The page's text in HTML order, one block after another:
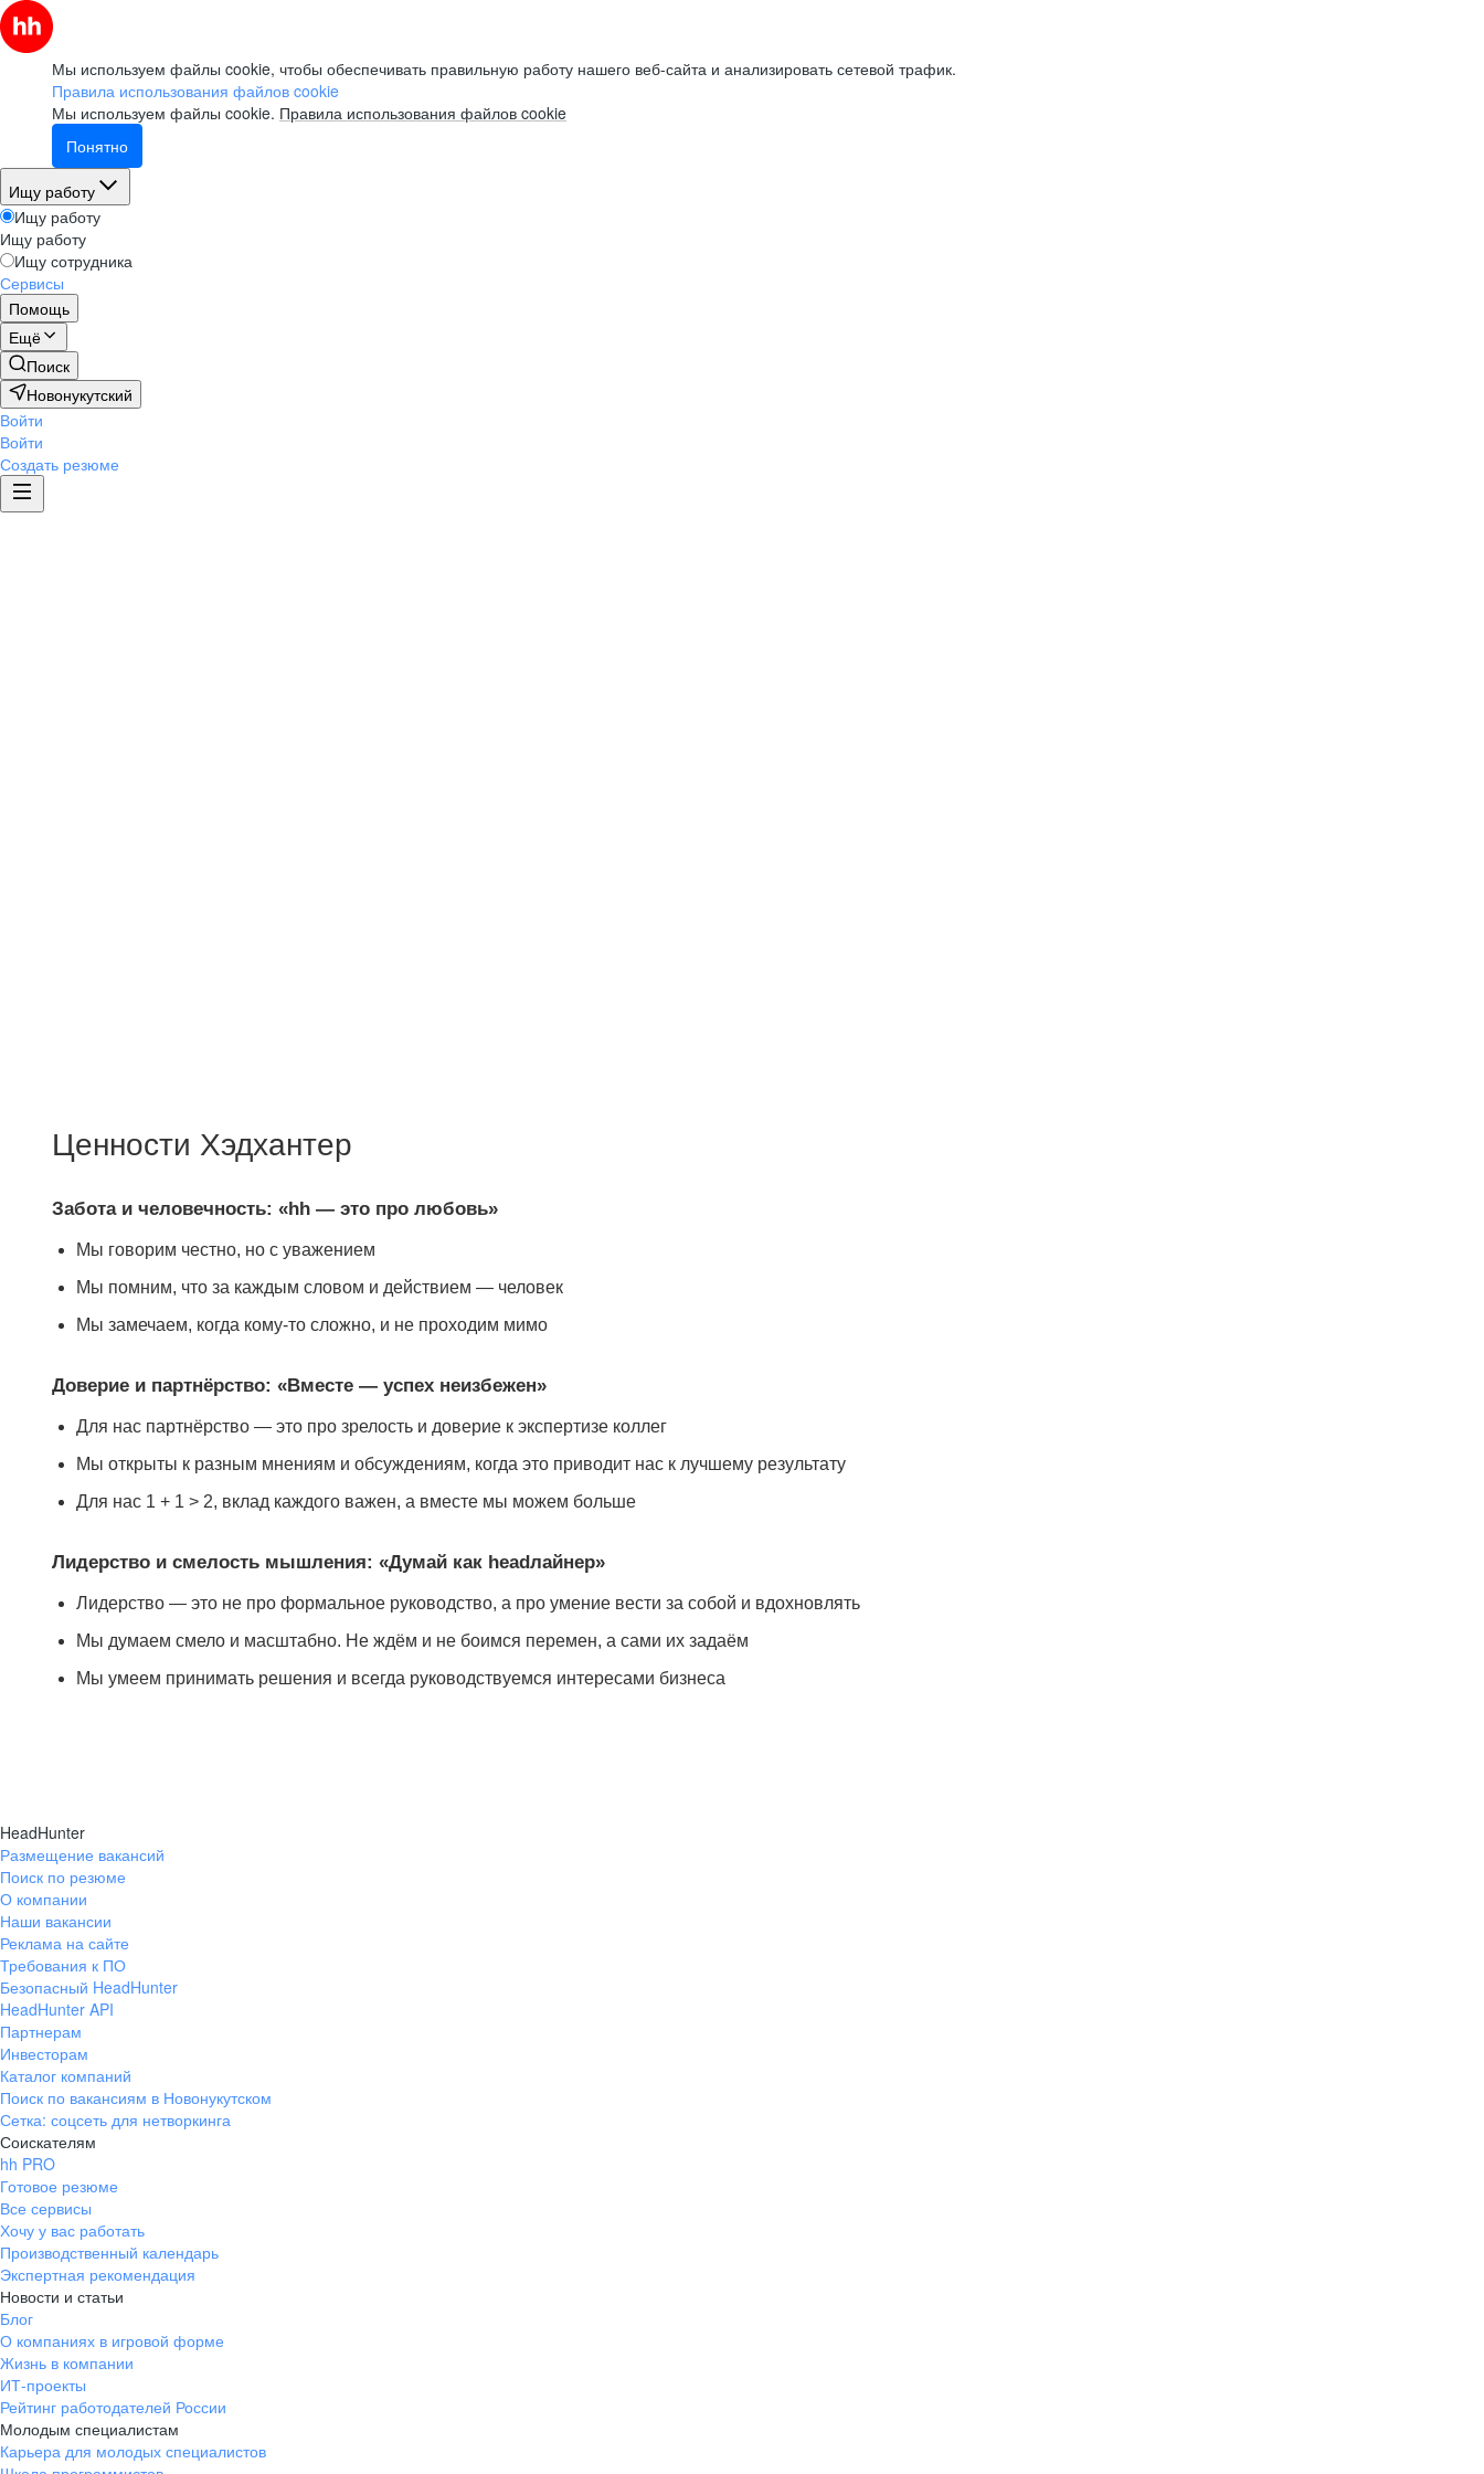
Мы используем файлы cookie, чтобы обеспечивать правильную работу нашего веб-сайта и анализировать сетевой трафик.
Правила использования файлов cookie
Мы используем файлы cookie. Правила использования файлов cookie
Понятно
Ищу работу
Ищу работу
Ищу работу
Ищу сотрудника
Сервисы
Помощь
Ещё
Поиск
Новонукутский
Войти
Войти
Создать резюме
Ценности Хэдхантер
Забота и человечность: «hh — это про любовь»
Мы говорим честно, но с уважением
Мы помним, что за каждым словом и действием — человек
Мы замечаем, когда кому-то сложно, и не проходим мимо
Доверие и партнёрство: «Вместе — успех неизбежен»
Для нас партнёрство — это про зрелость и доверие к экспертизе коллег
Мы открыты к разным мнениям и обсуждениям, когда это приводит нас к лучшему результату
Для нас 1 + 1 > 2, вклад каждого важен, а вместе мы можем больше
Лидерство и смелость мышления: «Думай как headлайнер»
Лидерство — это не про формальное руководство, а про умение вести за собой и вдохновлять
Мы думаем смело и масштабно. Не ждём и не боимся перемен, а сами их задаём
Мы умеем принимать решения и всегда руководствуемся интересами бизнеса
HeadHunter
Размещение вакансий
Поиск по резюме
О компании
Наши вакансии
Реклама на сайте
Требования к ПО
Безопасный HeadHunter
HeadHunter API
Партнерам
Инвесторам
Каталог компаний
Поиск по вакансиям в Новонукутском
Сетка: соцсеть для нетворкинга
Соискателям
hh PRO
Готовое резюме
Все сервисы
Хочу у вас работать
Производственный календарь
Экспертная рекомендация
Новости и статьи
Блог
О компаниях в игровой форме
Жизнь в компании
ИТ-проекты
Рейтинг работодателей России
Молодым специалистам
Карьера для молодых специалистов